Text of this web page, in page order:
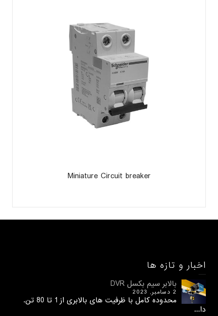
Miniature Circuit breaker
اخبار و تازه ها
بالابر سیم بکسل DVR
2 دسامبر, 2023
محدوده کامل با ظرفیت های بالابری از 1 تا 80 تن.
دا...